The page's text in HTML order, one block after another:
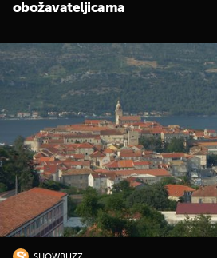
obožavateljicama